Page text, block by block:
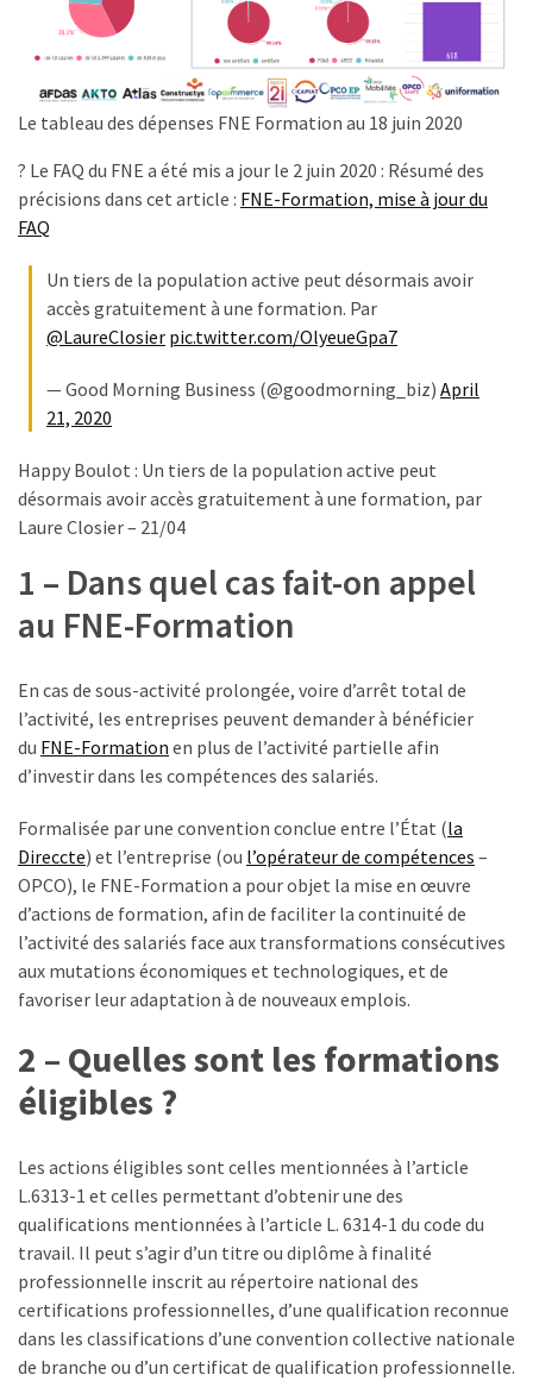
compétences
CV
certifié
change
donne
Passeport
prévention
les
employeurs
organismes
formation
doivent
déclarer
Rapport
Sénat
sur
CPF
les
chiffres
tout
DRH
devrait
retenir
pour
2027
Le tableau des dépenses FNE Formation au 18 juin 2020
? Le FAQ du FNE a été mis a jour le 2 juin 2020 : Résumé des
précisions dans cet article : FNE-Formation, mise à jour du
FAQ
Un tiers de la population active peut désormais avoir
accès gratuitement à une formation. Par
@LaureClosier pic.twitter.com/OlyeueGpa7
— Good Morning Business (@goodmorning_biz) April
21, 2020
Happy Boulot : Un tiers de la population active peut
désormais avoir accès gratuitement à une formation, par
Laure Closier – 21/04
1 – Dans quel cas fait-on appel
au FNE-Formation
En cas de sous-activité prolongée, voire d’arrêt total de
l’activité, les entreprises peuvent demander à bénéficier
du FNE-Formation en plus de l’activité partielle afin
d’investir dans les compétences des salariés.
Formalisée par une convention conclue entre l’État (la
Direccte) et l’entreprise (ou l’opérateur de compétences –
OPCO), le FNE-Formation a pour objet la mise en œuvre
d’actions de formation, afin de faciliter la continuité de
l’activité des salariés face aux transformations consécutives
aux mutations économiques et technologiques, et de
favoriser leur adaptation à de nouveaux emplois.
2 – Quelles sont les formations
éligibles ?
Les actions éligibles sont celles mentionnées à l’article
L.6313-1 et celles permettant d’obtenir une des
qualifications mentionnées à l’article L. 6314-1 du code du
travail. Il peut s’agir d’un titre ou diplôme à finalité
professionnelle inscrit au répertoire national des
certifications professionnelles, d’une qualification reconnue
dans les classifications d’une convention collective nationale
de branche ou d’un certificat de qualification professionnelle.